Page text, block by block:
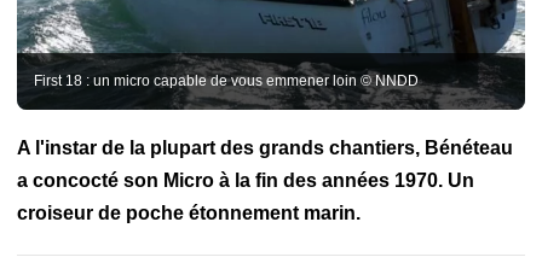
First 18 : un micro capable de vous emmener loin © NNDD
A l'instar de la plupart des grands chantiers, Bénéteau
a concocté son Micro à la fin des années 1970. Un
croiseur de poche étonnement marin.